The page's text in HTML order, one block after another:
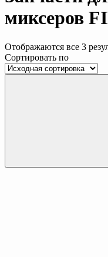
миксеров
Отображаются все 3
Сортировать по